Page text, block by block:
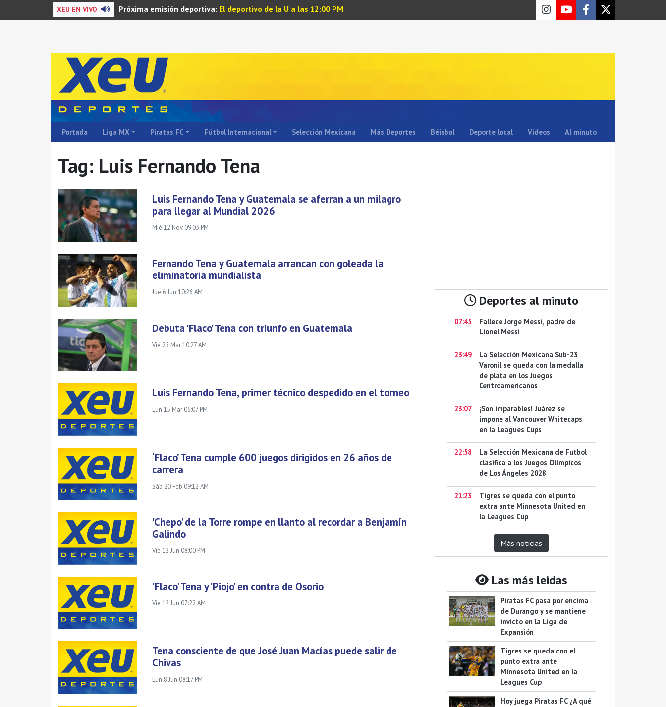
XEU EN VIVO Próxima emisión deportiva: El deportivo de la U a las 12:00 PM
Portada Liga MX Piratas FC Fútbol Internacional Selección Mexicana Más Deportes Béisbol Deporte local Videos Al minuto
Tag: Luis Fernando Tena
Luis Fernando Tena y Guatemala se aferran a un milagro
para llegar al Mundial 2026
Mié 12 Nov 09:03 PM
Fernando Tena y Guatemala arrancan con goleada la
eliminatoria mundialista
Jue 6 Jun 10:26 AM
Debuta 'Flaco' Tena con triunfo en Guatemala
Vie 25 Mar 10:27 AM
Luis Fernando Tena, primer técnico despedido en el torneo
Lun 15 Mar 06:07 PM
‘Flaco’ Tena cumple 600 juegos dirigidos en 26 años de
carrera
Sáb 20 Feb 09:12 AM
'Chepo' de la Torre rompe en llanto al recordar a Benjamín
Galindo
Vie 12 Jun 08:00 PM
'Flaco' Tena y 'Piojo' en contra de Osorio
Vie 12 Jun 07:22 AM
Tena consciente de que José Juan Macías puede salir de
Chivas
Lun 8 Jun 08:17 PM
Deportes al minuto
07:45
Fallece Jorge Messi, padre de
Lionel Messi
23:49
La Selección Mexicana Sub-23
Varonil se queda con la medalla
de plata en los Juegos
Centroamericanos
23:07
¡Son imparables! Juárez se
impone al Vancouver Whitecaps
en la Leagues Cups
22:58
La Selección Mexicana de Futbol
clasifica a los Juegos Olímpicos
de Los Ángeles 2028
21:23
Tigres se queda con el punto
extra ante Minnesota United en
la Leagues Cup
Más noticias
Las más leidas
Piratas FC pasa por encima
de Durango y se mantiene
invicto en la Liga de
Expansión
Tigres se queda con el
punto extra ante
Minnesota United en la
Leagues Cup
Hoy juega Piratas FC ¿A qué